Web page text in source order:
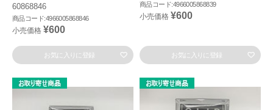
60868846
商品コード:4966005868846
小売価格 ¥600
お気に入りに登録
商品コード:4966005868839
小売価格 ¥600
お気に入りに登録